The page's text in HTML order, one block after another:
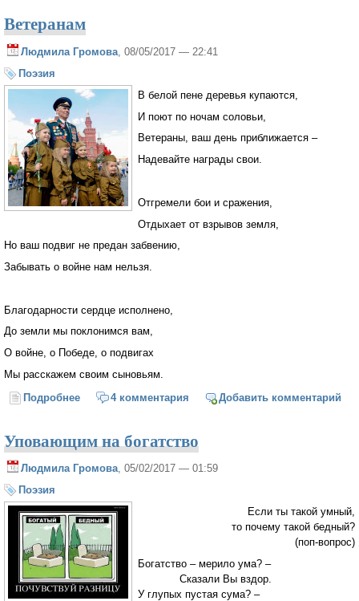
Ветеранам
Людмила Громова, 08/05/2017 — 22:41
Поэзия
В белой пене деревья купаются,
И поют по ночам соловьи,
Ветераны, ваш день приближается –
Надевайте награды свои.
Отгремели бои и сражения,
Отдыхает от взрывов земля,
Но ваш подвиг не предан забвению,
Забывать о войне нам нельзя.
Благодарности сердце исполнено,
До земли мы поклонимся вам,
О войне, о Победе, о подвигах
Мы расскажем своим сыновьям.
Подробнее о Ветеранам
4 комментария Добавить комментарий
Уповающим на богатство
Людмила Громова, 05/02/2017 — 01:59
Поэзия
Если ты такой умный,
то почему такой бедный?
(поп-вопрос)
Богатство – мерило ума? –
Сказали Вы вздор.
У глупых пустая сума? –